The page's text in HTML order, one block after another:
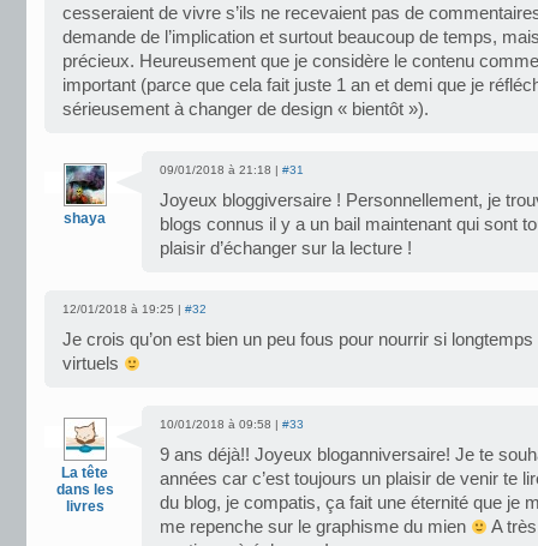
cesseraient de vivre s’ils ne recevaient pas de
demande de l’implication et surtout beaucoup de temps,
précieux. Heureusement que je considère le contenu
important (parce que cela fait juste 1 an et demi que je
sérieusement à changer de design « bientôt »).
shaya
09/01/2018 à 21:18 | #31
Joyeux bloggiversaire ! Personnellement, je
blogs connus il y a un bail maintenant qui sont
plaisir d’échanger sur la lecture !
12/01/2018 à 19:25 | #32
Je crois qu’on est bien un peu fous pour nourrir si
virtuels
La tête
dans les
livres
10/01/2018 à 09:58 | #33
9 ans déjà!! Joyeux bloganniversaire! Je te
années car c’est toujours un plaisir de venir te
du blog, je compatis, ça fait une éternité que je
me repenche sur le graphisme du mien
A